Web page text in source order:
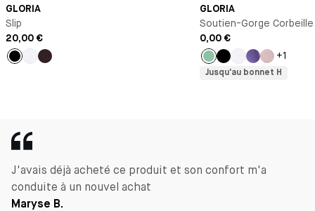
GLORIA
Slip
20,00 €
Noir
GLORIA
Soutien-Gorge Corbeille
0,00 €
Bleu Noir BlancViolet
clair
Bleu
+1
Jusqu'au bonnet H
J'avais déjà acheté ce produit et son confort m'a
conduite à un nouvel achat
Maryse B.